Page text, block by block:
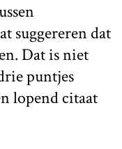
suggereren dat
Dat is niet
puntjes
lopend citaat